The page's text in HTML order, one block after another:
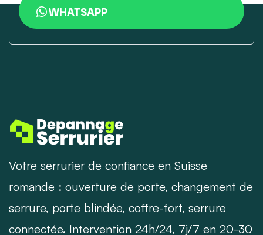
WHATSAPP
Votre serrurier de confiance en Suisse
romande : ouverture de porte, changement de
serrure, porte blindée, coffre-fort, serrure
connectée. Intervention 24h/24, 7j/7 en 20-30